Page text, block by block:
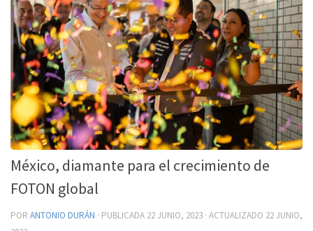
México, diamante para el crecimiento de
FOTON global
POR ANTONIO DURÁN · PUBLICADA 22 JUNIO, 2023 · ACTUALIZADO 22 JUNIO,